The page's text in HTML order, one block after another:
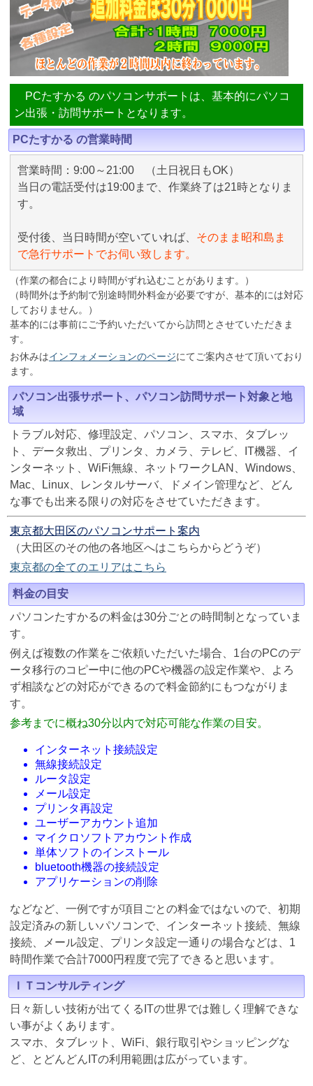
PCたすかる のパソコンサポートは、基本的にパソコ
ン出張・訪問サポートとなります。
PCたすかる の営業時間
営業時間：9:00～21:00 （土日祝日もOK）
当日の電話受付は19:00まで、作業終了は21時となりま
す。
受付後、当日時間が空いていれば、 そのまま昭和島ま
で急行サポートでお伺い致します。
（作業の都合により時間がずれ込むことがあります。）
（時間外は予約制で別途時間外料金が必要ですが、基本的には対応
しておりません。）
基本的には事前にご予約いただいてから訪問とさせていただきま
す。
お休みはインフォメーションのページにてご案内させて頂いており
ます。
パソコン出張サポート、パソコン訪問サポート対象と地
域
トラブル対応、修理設定、パソコン、スマホ、タブレッ
ト、データ救出、プリンタ、カメラ、テレビ、IT機器、イ
ンターネット、WiFi無線、ネットワークLAN、Windows、
Mac、Linux、レンタルサーバ、ドメイン管理など、どん
な事でも出来る限りの対応をさせていただきます。
東京都大田区のパソコンサポート案内
（大田区のその他の各地区へはこちらからどうぞ）
東京都の全てのエリアはこちら
料金の目安
パソコンたすかるの料金は30分ごとの時間制となっていま
す。
例えば複数の作業をご依頼いただいた場合、1台のPCのデ
ータ移行のコピー中に他のPCや機器の設定作業や、よろ
ず相談などの対応ができるので料金節約にもつながりま
す。
参考までに概ね30分以内で対応可能な作業の目安。
インターネット接続設定
無線接続設定
ルータ設定
メール設定
プリンタ再設定
ユーザーアカウント追加
マイクロソフトアカウント作成
単体ソフトのインストール
bluetooth機器の接続設定
アプリケーションの削除
などなど、一例ですが項目ごとの料金ではないので、初期
設定済みの新しいパソコンで、インターネット接続、無線
接続、メール設定、プリンタ設定一通りの場合などは、1
時間作業で合計7000円程度で完了できると思います。
ＩＴコンサルティング
日々新しい技術が出てくるITの世界では難しく理解できな
い事がよくあります。
スマホ、タブレット、WiFi、銀行取引やショッピングな
ど、とどんどんITの利用範囲は広がっています。